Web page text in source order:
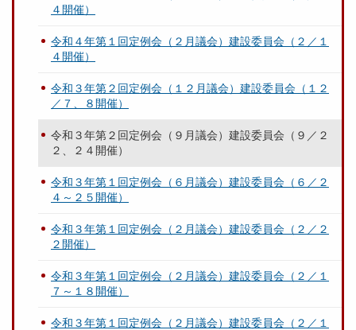
４開催）
令和４年第１回定例会（２月議会）建設委員会（２／１
４開催）
令和３年第２回定例会（１２月議会）建設委員会（１２
／７、８開催）
令和３年第２回定例会（９月議会）建設委員会（９／２
２、２４開催）
令和３年第１回定例会（６月議会）建設委員会（６／２
４～２５開催）
令和３年第１回定例会（２月議会）建設委員会（２／２
２開催）
令和３年第１回定例会（２月議会）建設委員会（２／１
７～１８開催）
令和３年第１回定例会（２月議会）建設委員会（２／１